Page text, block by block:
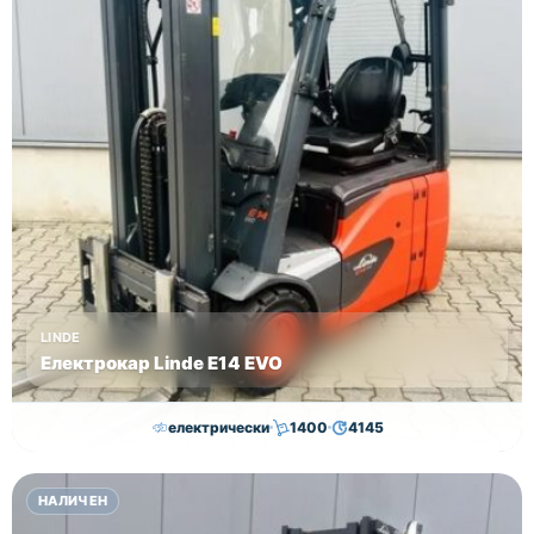
LINDE
Електрокар Linde E14 EVO
електрически 1400 4145
15,000.00€14,500.00€
Височина Състояние
НАЛИЧЕН